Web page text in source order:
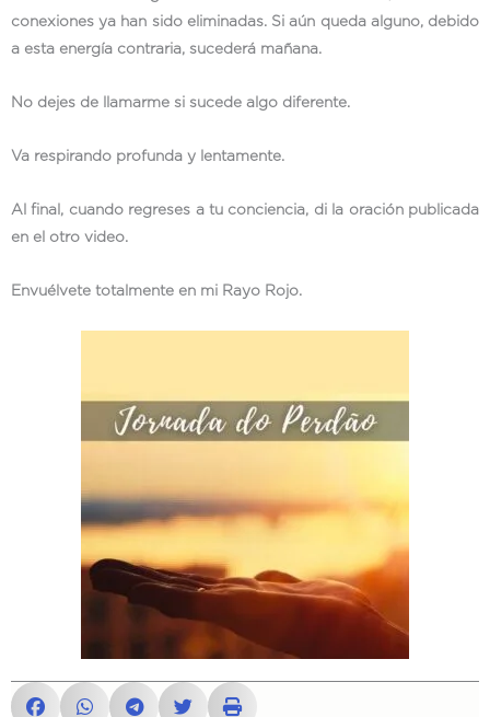
conexiones ya han sido eliminadas. Si aún queda alguno, debido
a esta energía contraria, sucederá mañana.
No dejes de llamarme si sucede algo diferente.
Va respirando profunda y lentamente.
Al final, cuando regreses a tu conciencia, di la oración publicada
en el otro video.
Envuélvete totalmente en mi Rayo Rojo.